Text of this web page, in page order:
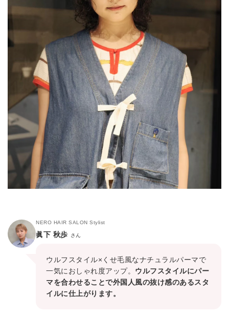
NERO HAIR SALON Stylist
眞下 秋歩 さん
ウルフスタイル×くせ毛風なナチュラルパーマで
一気におしゃれ度アップ。 ウルフスタイルにパー
マを合わせることで外国人風の抜け感のあるスタ
イルに仕上がります。